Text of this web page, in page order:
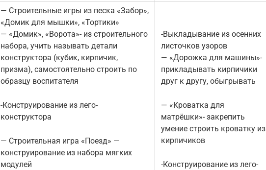
— Строительные игры из песка «Забор»,
«Домик для мышки», «Тортики»
— «Домик», «Ворота»- из строительного
набора, учить называть детали
конструктора (кубик, кирпичик,
призма), самостоятельно строить по
образцу воспитателя
-Конструирование из лего-
конструктора
— Строительная игра «Поезд» —
конструирование из набора мягких
модулей
-Выкладывание из осенних
листочков узоров
— «Дорожка для машины»-
прикладывать кирпичики
друг к другу, обыгрывать
— «Кроватка для
матрёшки»- закрепить
умение строить кроватку из
кирпичиков
-Конструирование из лего-